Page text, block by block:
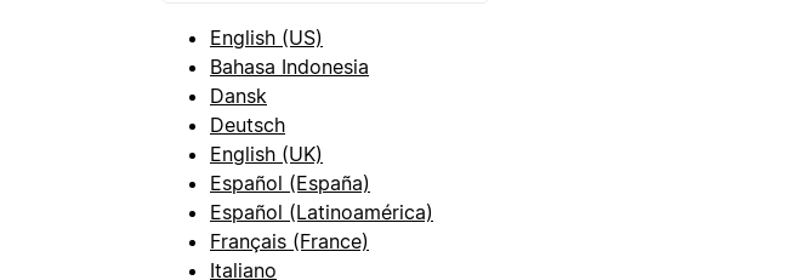
English (US)
Bahasa Indonesia
Dansk
Deutsch
English (UK)
Español (España)
Español (Latinoamérica)
Français (France)
Italiano